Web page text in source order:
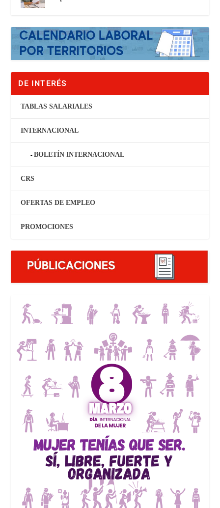
DE INTERÉS
TABLAS SALARIALES
INTERNACIONAL
BOLETÍN INTERNACIONAL
CRS
OFERTAS DE EMPLEO
PROMOCIONES